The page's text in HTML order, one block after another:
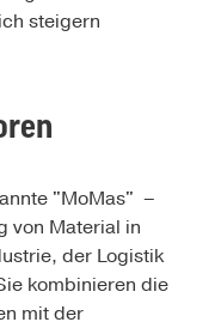
steigern
"MoMas" –
von Material in
der Logistik
kombinieren die
mit der